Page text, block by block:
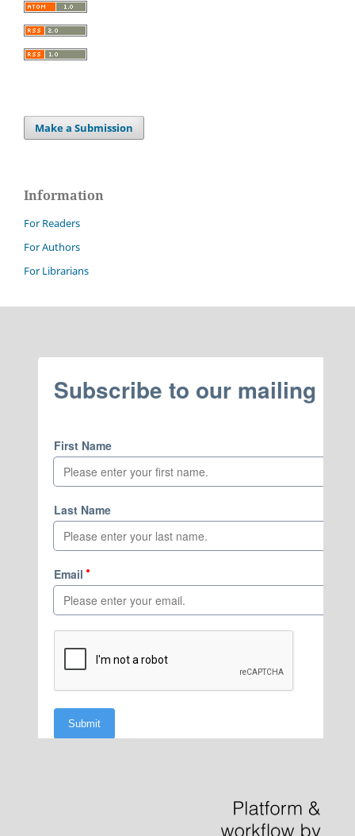
Make a Submission
Information
For Readers
For Authors
For Librarians